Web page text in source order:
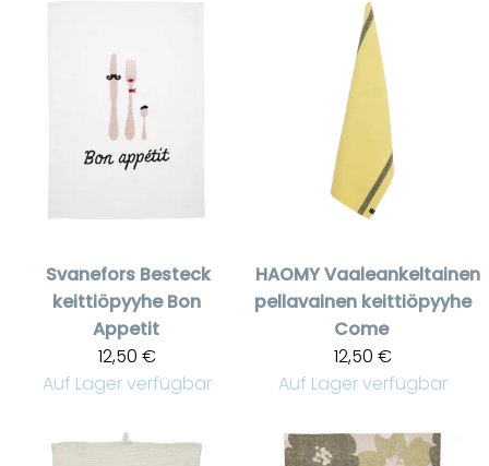
Svanefors Besteck
keittiöpyyhe Bon
Appetit
12,50 €
Auf Lager verfügbar
HAOMYVaaleankeltainen
pellavainen keittiöpyyhe
Come
12,50 €
Auf Lager verfügbar